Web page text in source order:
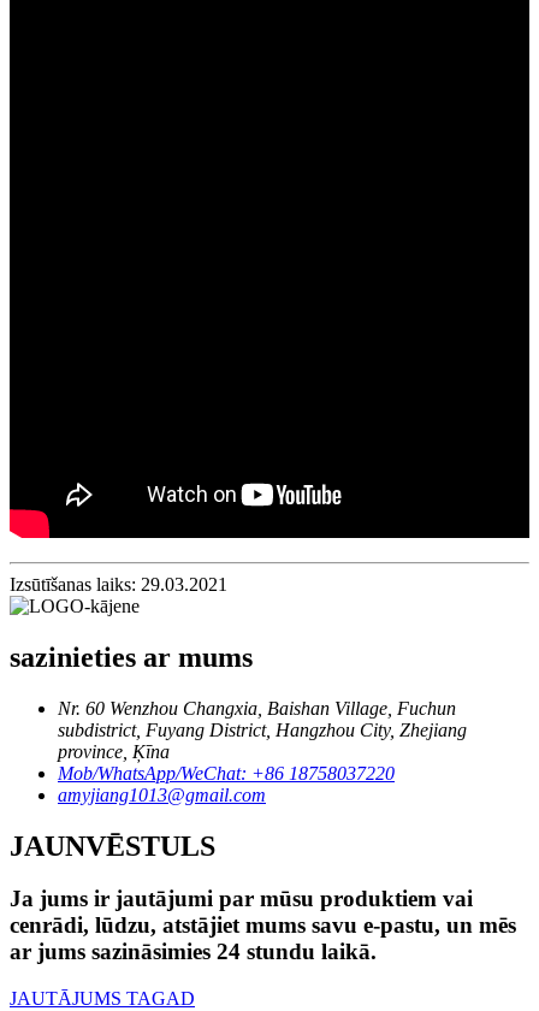
Izsūtīšanas laiks: 29.03.2021
sazinieties ar mums
Nr. 60 Wenzhou Changxia, Baishan Village, Fuchun
subdistrict, Fuyang District, Hangzhou City, Zhejiang
province, Ķīna
Mob/WhatsApp/WeChat: +86 18758037220
amyjiang1013@gmail.com
JAUNVĒSTULS
Ja jums ir jautājumi par mūsu produktiem vai
cenrādi, lūdzu, atstājiet mums savu e-pastu, un mēs
ar jums sazināsimies 24 stundu laikā.
JAUTĀJUMS TAGAD